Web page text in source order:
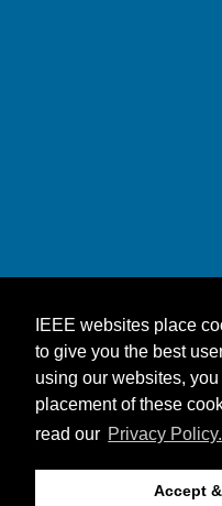
IEEE websites place
to give you the best
using our websites,
placement of these
read our Privacy Policy.
Accept